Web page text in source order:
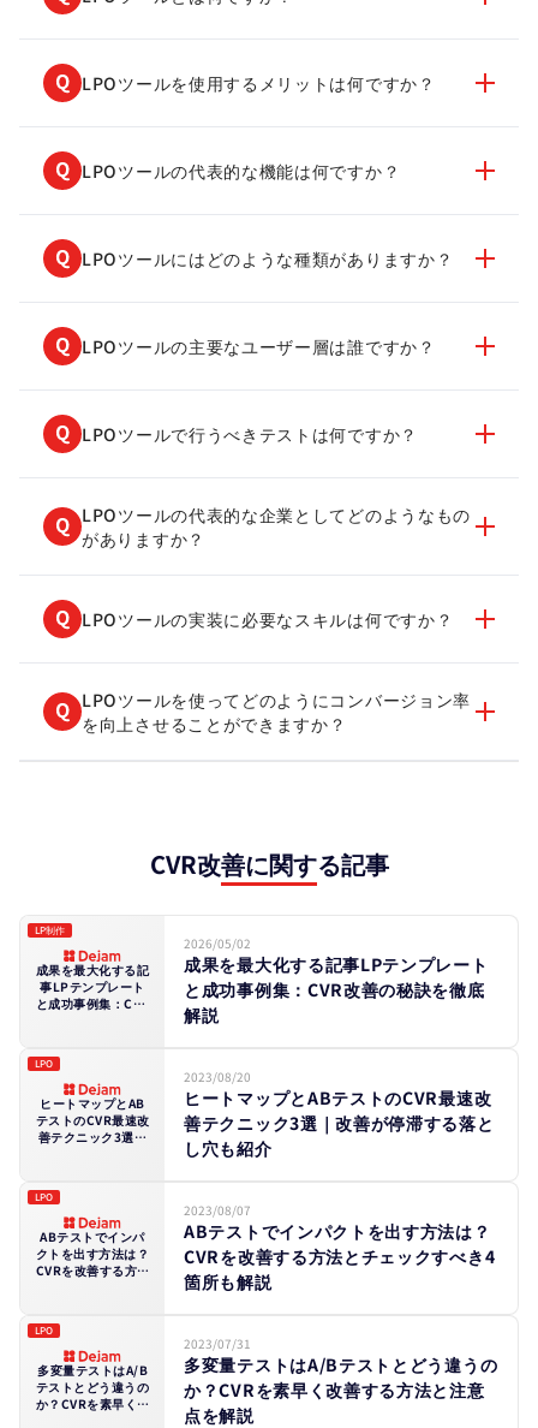
LPOツールを使用するメリットは何ですか？
LPOツールの代表的な機能は何ですか？
LPOツールにはどのような種類がありますか？
LPOツールの主要なユーザー層は誰ですか？
LPOツールで行うべきテストは何ですか？
LPOツールの代表的な企業としてどのようなもの
がありますか？
LPOツールの実装に必要なスキルは何ですか？
LPOツールを使ってどのようにコンバージョン率
を向上させることができますか？
CVR改善に関する記事
成果を最大化する記
事LPテンプレート
と成功事例集：CVR
LP制作
2026/05/02
成果を最大化する記事LPテンプレート
と成功事例集：CVR改善の秘訣を徹底
解説
ヒートマップとAB
テストのCVR最速改
善テクニック3選｜
LPO
2023/08/20
ヒートマップとABテストのCVR最速改
善テクニック3選｜改善が停滞する落と
し穴も紹介
ABテストでインパ
クトを出す方法は？
CVRを改善する方法
LPO
2023/08/07
ABテストでインパクトを出す方法は？
CVRを改善する方法とチェックすべき4
箇所も解説
多変量テストはA/B
テストとどう違うの
か？CVRを素早く改
LPO
2023/07/31
多変量テストはA/Bテストとどう違うの
か？CVRを素早く改善する方法と注意
点を解説